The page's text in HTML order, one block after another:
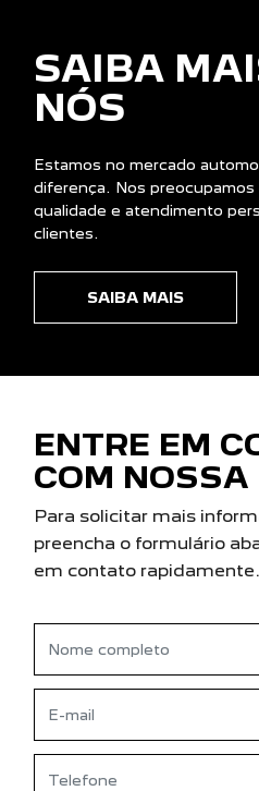
SAIBA
NÓS
Estamos no mercado
diferença. Nos
qualidade e atendimento
clientes.
SAIBA MAIS
ENTRE EM
COM NOSSA
Para solicitar mais
preencha o formulário
em contato rapidamente.